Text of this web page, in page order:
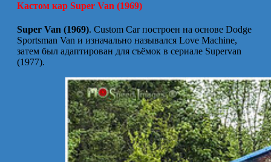
Кастом кар Super Van (1969)
Super Van (1969). Custom Car построен на основе Dodge
Sportsman Van и изначально назывался Love Machine,
затем был адаптирован для съёмок в сериале Supervan
(1977).